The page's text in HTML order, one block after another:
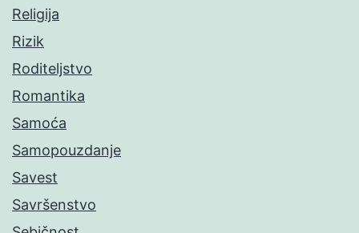
Religija
Rizik
Roditeljstvo
Romantika
Samoća
Samopouzdanje
Savest
Savršenstvo